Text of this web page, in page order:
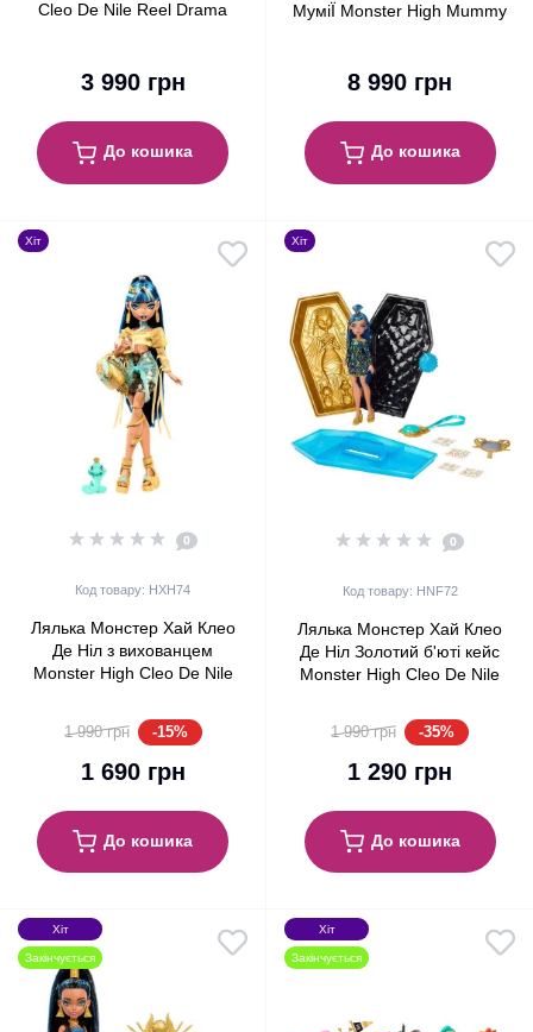
Cleo De Nile Reel Drama
3 990 грн
До кошика
МуміЇ Monster High Mummy
8 990 грн
До кошика
Хіт
0
Код товару: HXH74
Лялька Монстер Хай Клео
Де Ніл з вихованцем
Monster High Cleo De Nile
Mattel
1 990 грн -15%
1 690 грн
До кошика
Хіт
0
Код товару: HNF72
Лялька Монстер Хай Клео
Де Ніл Золотий б'юті кейс
Monster High Cleo De Nile
Mattel
1 990 грн -35%
1 290 грн
До кошика
Хіт
Закінчується
Хіт
Закінчується